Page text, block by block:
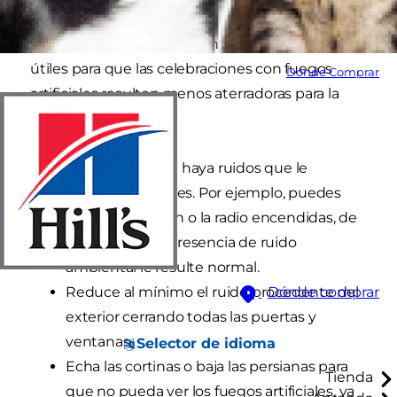
Dónde Comprar
Dónde comprar
Selector de idioma
Tienda
Hemos hecho una lista con algunos consejos
útiles para que las celebraciones con fuegos
artificiales resulten menos aterradoras para la
tuya:
Haz que en casa haya ruidos que le
resulten familiares. Por ejemplo, puedes
dejar la televisión o la radio encendidas, de
manera que la presencia de ruido
ambiental le resulte normal.
Reduce al mínimo el ruido procedente del
exterior cerrando todas las puertas y
ventanas.
Echa las cortinas o baja las persianas para
que no pueda ver los fuegos artificiales, ya